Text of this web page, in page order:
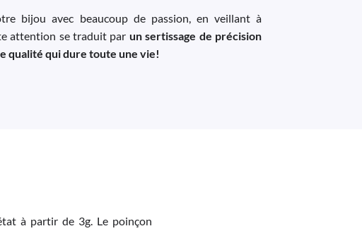
bijou avec beaucoup de passion, en veillant à
attention se traduit par un sertissage de précision
qualité qui dure toute une vie!
à partir de 3g. Le poinçon